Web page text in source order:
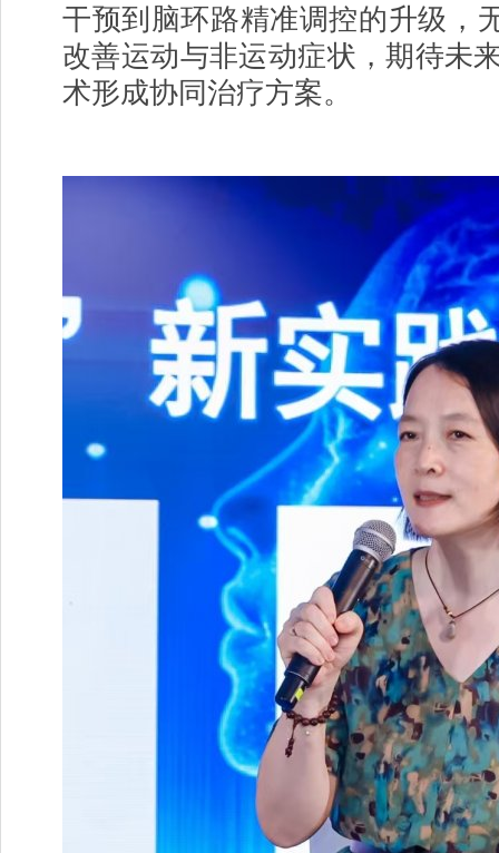
干预到脑环路精准调控的升级，
改善运动与非运动症状，期待未
术形成协同治疗方案。